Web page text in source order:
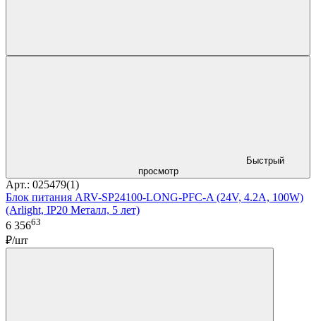
Быстрый
просмотр
Арт.: 025479(1)
Блок питания ARV-SP24100-LONG-PFC-A (24V, 4.2A, 100W)
(Arlight, IP20 Металл, 5 лет)
6 35663
₽/шт